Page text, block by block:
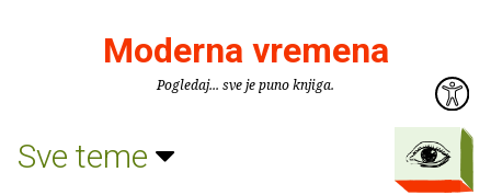
Moderna vremena
Pogledaj... sve je puno knjiga.
Sve teme